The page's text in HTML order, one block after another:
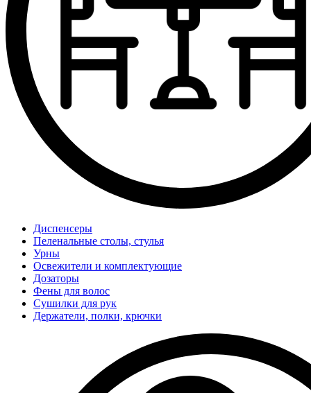
Диспенсеры
Пеленальные столы, стулья
Урны
Освежители и комплектующие
Дозаторы
Фены для волос
Сушилки для рук
Держатели, полки, крючки